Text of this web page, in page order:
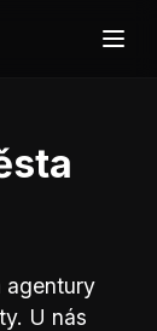
agentury
U nás